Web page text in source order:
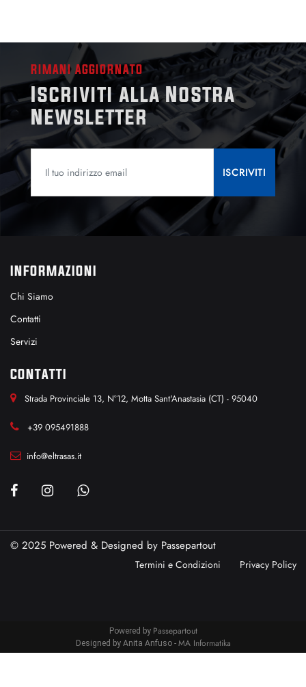
RIMANI AGGIORNATO
Iscriviti alla Nostra
Newsletter
INFORMAZIONI
Chi Siamo
Contatti
Servizi
CONTATTI
Strada Provinciale 13, N°12, Motta Sant'Anastasia (CT) - 95040
+39 095491888
info@eltrasas.it
© 2025 Powered & Designed by Passepartout
Termini e Condizioni Privacy Policy
Powered by Passepartout
Designed by Anita Anfuso - MA Informatika